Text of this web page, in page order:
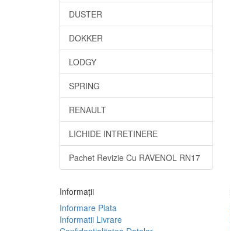
DUSTER
DOKKER
LODGY
SPRING
RENAULT
LICHIDE INTRETINERE
Pachet Revizie Cu RAVENOL RN17
Informaţii
Informare Plata
Informatii Livrare